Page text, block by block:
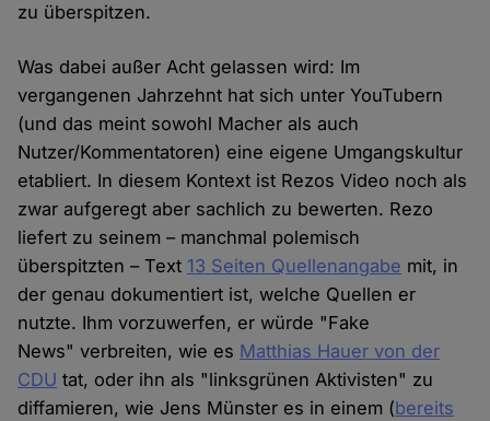
zu überspitzen.
Was dabei außer Acht gelassen wird: Im
vergangenen Jahrzehnt hat sich unter YouTubern
(und das meint sowohl Macher als auch
Nutzer/Kommentatoren) eine eigene Umgangskultur
etabliert. In diesem Kontext ist Rezos Video noch als
zwar aufgeregt aber sachlich zu bewerten. Rezo
liefert zu seinem – manchmal polemisch
überspitzten – Text 13 Seiten Quellenangabe mit, in
der genau dokumentiert ist, welche Quellen er
nutzte. Ihm vorzuwerfen, er würde "Fake
News" verbreiten, wie es Matthias Hauer von der
CDU tat, oder ihn als "linksgrünen Aktivisten" zu
diffamieren, wie Jens Münster es in einem (bereits